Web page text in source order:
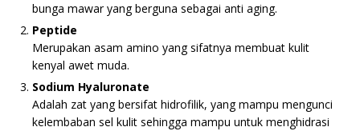
bunga mawar yang berguna sebagai anti aging.
Peptide
Merupakan asam amino yang sifatnya membuat kulit
kenyal awet muda.
Sodium Hyaluronate
Adalah zat yang bersifat hidrofilik, yang mampu mengunci
kelembaban sel kulit sehingga mampu untuk menghidrasi